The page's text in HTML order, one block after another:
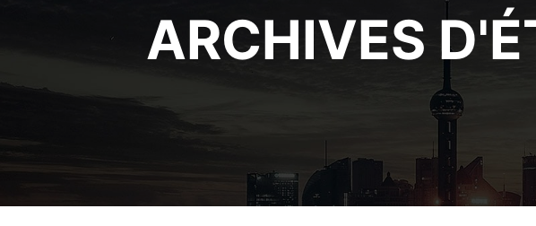
ARCHIVES